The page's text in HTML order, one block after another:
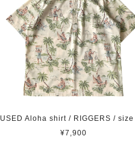
USED Aloha shirt / RIGGERS / size
¥7,900